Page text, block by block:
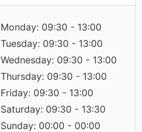
Monday: 09:30 - 13:00
Tuesday: 09:30 - 13:00
Wednesday: 09:30 - 13:00
Thursday: 09:30 - 13:00
Friday: 09:30 - 13:00
Saturday: 09:30 - 13:30
Sunday: 00:00 - 00:00